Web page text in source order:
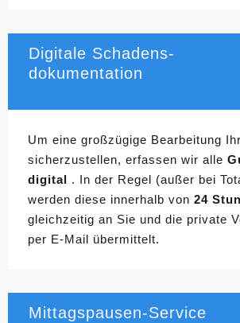
Digitale Schadens-
dokumentation
Um eine großzügige Bearbeitung
sicherzustellen, erfassen wir alle
digital . In der Regel (außer bei
werden diese innerhalb von 24
gleichzeitig an Sie und die private
per E-Mail übermittelt.
Mittagspausen-Service